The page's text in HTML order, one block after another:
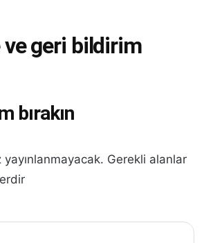
geri bildirim
bırakın
Gerekli alanlar